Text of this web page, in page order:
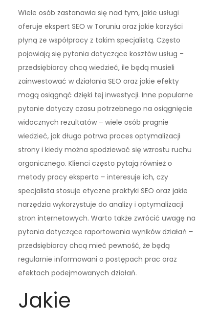
Wiele osób zastanawia się nad tym, jakie usługi
oferuje ekspert SEO w Toruniu oraz jakie korzyści
płyną ze współpracy z takim specjalistą. Często
pojawiają się pytania dotyczące kosztów usług –
przedsiębiorcy chcą wiedzieć, ile będą musieli
zainwestować w działania SEO oraz jakie efekty
mogą osiągnąć dzięki tej inwestycji. Inne popularne
pytanie dotyczy czasu potrzebnego na osiągnięcie
widocznych rezultatów – wiele osób pragnie
wiedzieć, jak długo potrwa proces optymalizacji
strony i kiedy można spodziewać się wzrostu ruchu
organicznego. Klienci często pytają również o
metody pracy eksperta – interesuje ich, czy
specjalista stosuje etyczne praktyki SEO oraz jakie
narzędzia wykorzystuje do analizy i optymalizacji
stron internetowych. Warto także zwrócić uwagę na
pytania dotyczące raportowania wyników działań –
przedsiębiorcy chcą mieć pewność, że będą
regularnie informowani o postępach prac oraz
efektach podejmowanych działań.
Jakie